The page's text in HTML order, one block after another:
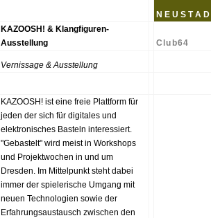
N E U S T A
KAZOOSH! & Klangfiguren-
Ausstellung
Club64
Vernissage & Ausstellung
KAZOOSH! ist eine freie Plattform für
jeden der sich für digitales und
elektronisches Basteln interessiert.
"Gebastelt" wird meist in Workshops
und Projektwochen in und um
Dresden. Im Mittelpunkt steht dabei
immer der spielerische Umgang mit
neuen Technologien sowie der
Erfahrungsaustausch zwischen den